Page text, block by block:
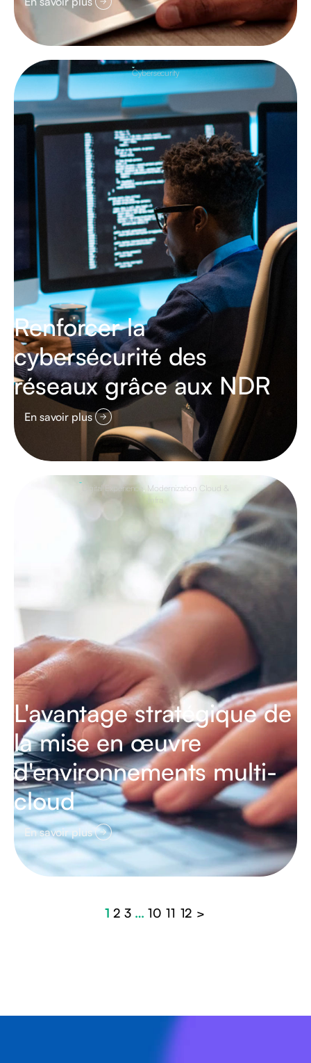
Cybersecurity
Renforcer la
cybersécurité des
réseaux grâce aux NDR
En savoir plus
Digital Experience , Modernization Cloud &
Infra
L'avantage stratégique de
la mise en œuvre
d'environnements multi-
cloud
En savoir plus
1 2 3 … 10 11 12 >